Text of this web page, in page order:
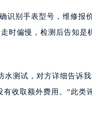
识别手表型号，维修报
时偏慢，检测后告知是
测试，对方详细告诉
收取额外费用。”此类